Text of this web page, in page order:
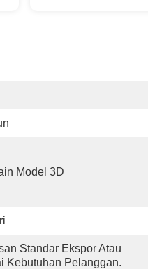
Model 3D
Standar Ekspor Atau
Kebutuhan Pelanggan.